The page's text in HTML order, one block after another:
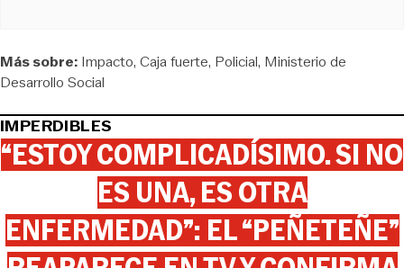
Más sobre: Impacto Caja fuerte Policial Ministerio de
Desarrollo Social
IMPERDIBLES
“ESTOY COMPLICADÍSIMO. SI NO
ES UNA, ES OTRA
ENFERMEDAD”: EL “PEÑETEÑE”